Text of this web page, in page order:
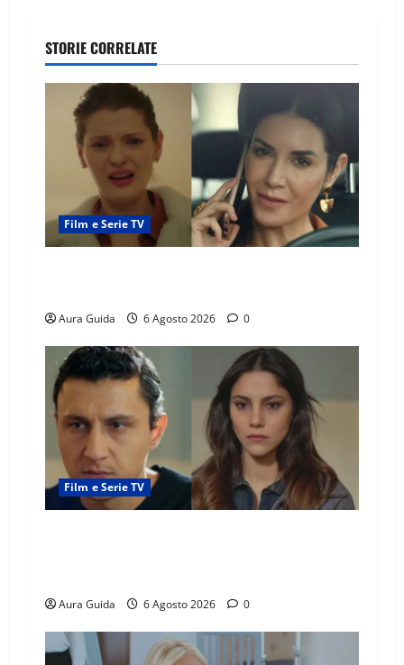
STORIE CORRELATE
Film e Serie TV
Aura Guida 6 Agosto 2026 0
Film e Serie TV
Aura Guida 6 Agosto 2026 0